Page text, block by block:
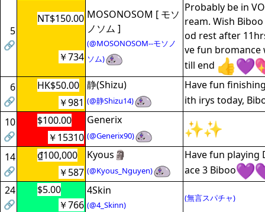
5
🔗
NT$150.00 MOSONOSOM [ モソ
ノソム ]
(@MOSONOSOM--モソノ
ソム)
Probably be in
ream. Wish
od rest after
ve fun bromance
till end
￥734
6
🔗
HK$50.00 静(Shizu)
(@静Shizu14)
Have fun
ith irys today,
￥981
10
🔗
$100.00 Generix
(@Generix90)
￥15310
14
🔗
₫100,000 Kyous🗿
(@Kyous_Nguyen)
Have fun playing
ace 3 Biboo
￥587
24
🔗
$5.00 4Skin
(@4_Skinn)
(無言スパチャ)
￥766